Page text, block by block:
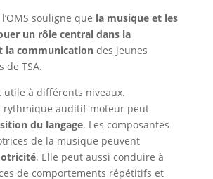
souligne que la musique et les
un rôle central dans la
la communicationdes jeunes
de TSA.
utile à différents niveaux.
rythmique auditif-moteur peut
du langage. Les composantes
de la musique peuvent
. Elle peut aussi conduire à
de comportements répétitifs et